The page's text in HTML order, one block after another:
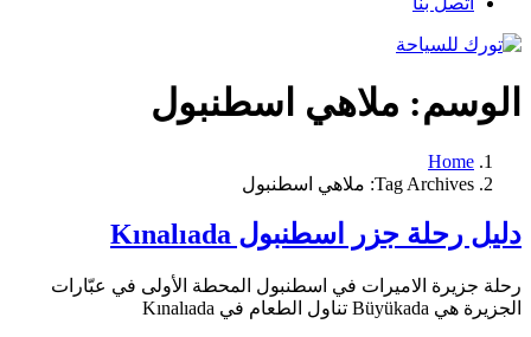
الوسم: ملاهي اسطنبول
Home
Tag Archives: ملاهي اسطنبول
دليل رحلة جزر اسطنبول Kınalıada
رحلة جزيرة الاميرات في اسطنبول المحطة الأولى في عبّارات
الجزيرة هي Büyükada تناول الطعام في Kınalıada